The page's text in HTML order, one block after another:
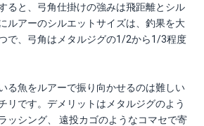
ると、弓角仕掛けの強みは飛距離とシル
ルアーのシルエットサイズは、釣果を大
で、弓角はメタルジグの1/2から1/3程度
る魚をルアーで振り向かせるのは難しい
リです。デメリットはメタルジグのよう
ッシング、 遠投カゴのようなコマセで寄